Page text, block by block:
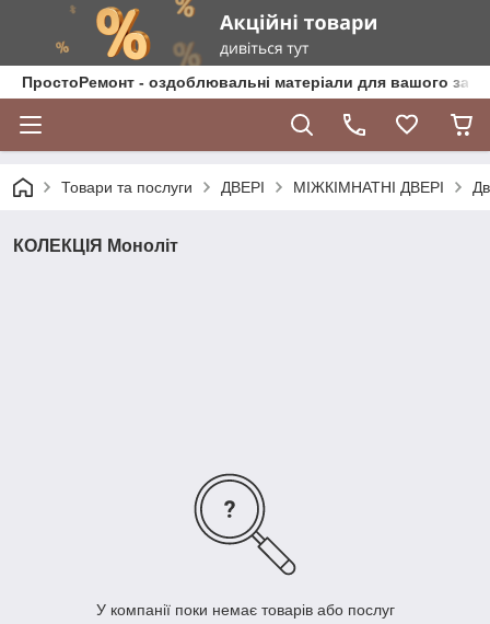
ПростоРемонт - оздоблювальні матеріали для вашого
Товари та послуги ДВЕРІ МІЖКІМНАТНІ ДВЕРІ
КОЛЕКЦІЯ Моноліт
У компанії поки немає товарів або послуг